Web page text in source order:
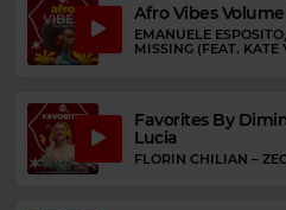
Afro Vibes
EMANUELE
MISSING (FEAT. KATE
Favorites By
Lucia
FLORIN CHILIAN –